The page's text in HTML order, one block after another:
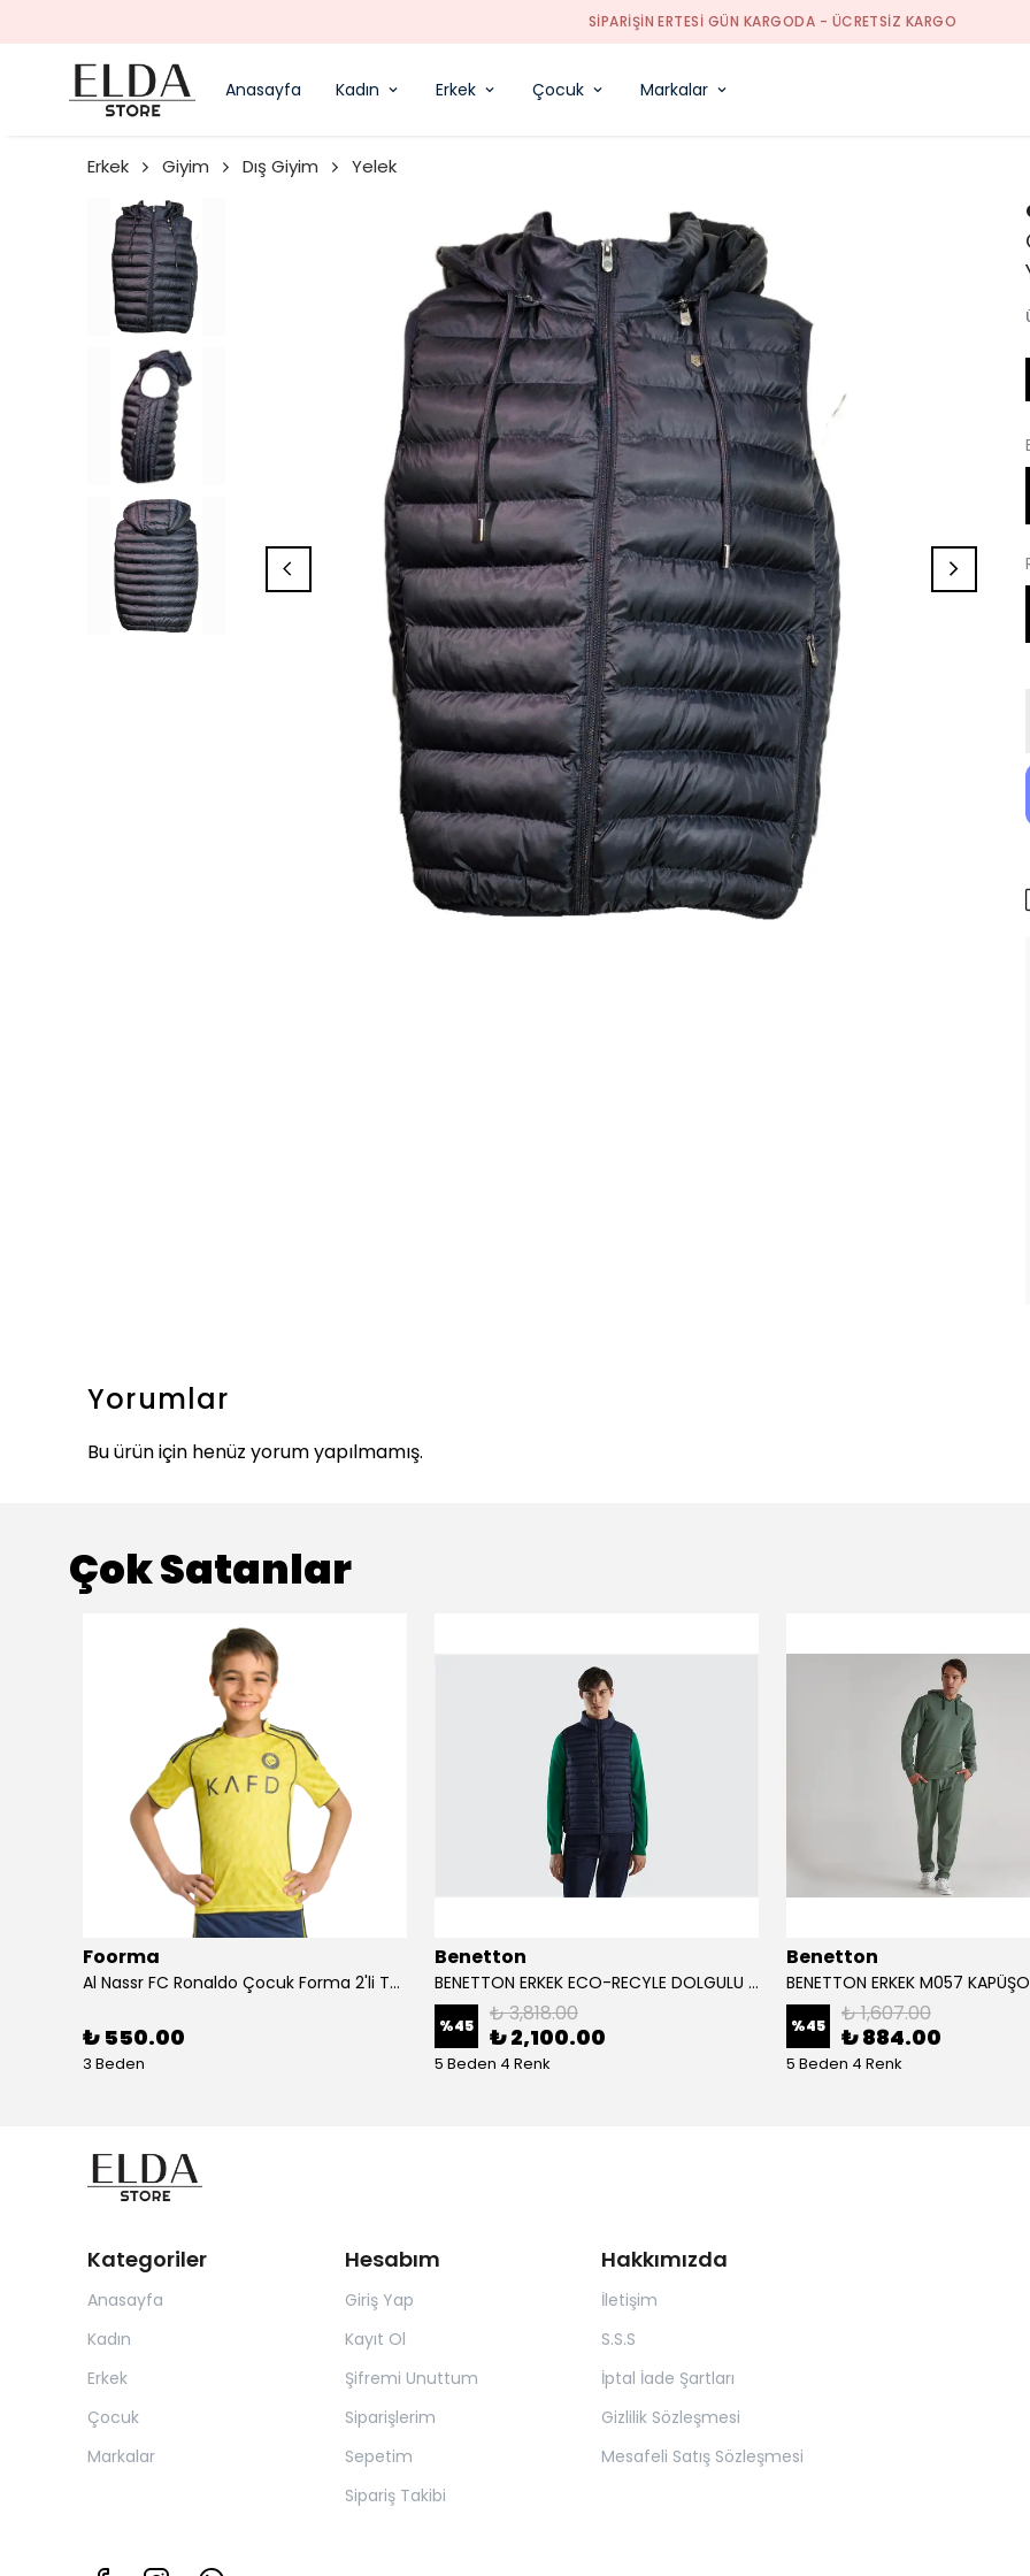
Anasayfa Kadın Erkek Çocuk Markalar
Erkek Giyim Dış Giyim Yelek
Yorumlar
Bu ürün için henüz yorum yapılmamış.
Çok Satanlar
Foorma
Al Nassr FC Ronaldo Çocuk Forma 2'li Takım(Şort/T-Shirt)
₺ 550.00
3 Beden
Benetton
BENETTON ERKEK ECO-RECYLE DOLGULU PUFA YELEK
%45 ₺ 3,818.00
₺ 2,100.00
5 Beden 4 Renk
Benetton
%45 ₺ 1,607.00
₺ 884.00
5 Beden 4 Renk
Kategoriler
Anasayfa
Kadın
Erkek
Çocuk
Markalar
Hesabım
Giriş Yap
Kayıt Ol
Şifremi Unuttum
Siparişlerim
Sepetim
Sipariş Takibi
Hakkımızda
İletişim
S.S.S
İptal İade Şartları
Gizlilik Sözleşmesi
Mesafeli Satış Sözleşmesi